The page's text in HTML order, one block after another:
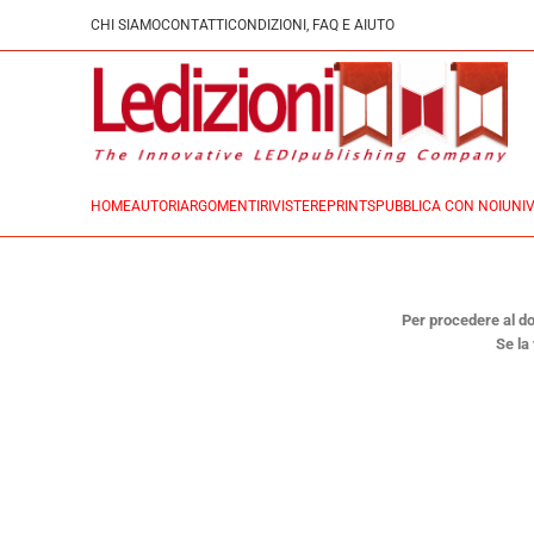
CHI SIAMOCONTATTI CONDIZIONI, FAQ E AIUTO
HOMEAUTORI ARGOMENTI RIVISTEREPRINTSPUBBLICA CON NOI
Per procedere al
Se